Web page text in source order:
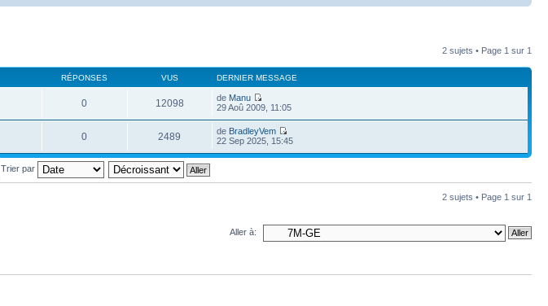
2 sujets • Page 1 sur 1
RÉPONSES VUS DERNIER MESSAGE
0 12098 de Manu
29 Aoû 2009, 11:05
0 2489 de BradleyVem
22 Sep 2025, 15:45
Trier par
2 sujets • Page 1 sur 1
Aller à: